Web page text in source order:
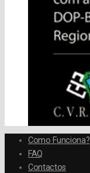
Como Funciona?
FAQ
Contactos